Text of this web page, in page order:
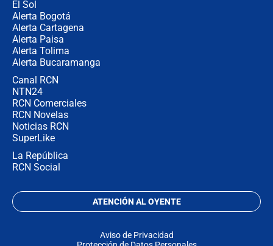
El Sol
Alerta Bogotá
Alerta Cartagena
Alerta Paisa
Alerta Tolima
Alerta Bucaramanga
Canal RCN
NTN24
RCN Comerciales
RCN Novelas
Noticias RCN
SuperLike
La República
RCN Social
ATENCIÓN AL OYENTE
Aviso de Privacidad